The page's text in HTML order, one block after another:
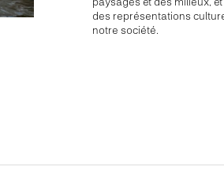
des représentations
notre société.